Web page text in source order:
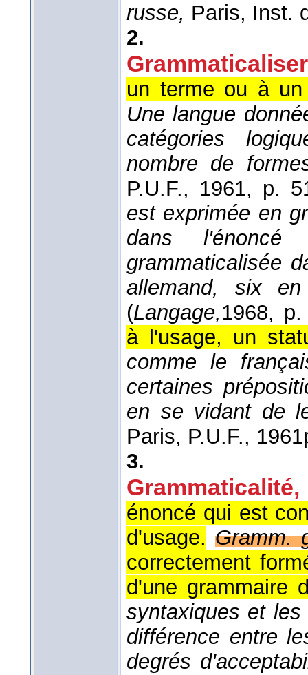
russe, Paris, Inst.
2.
un terme ou à un
Une langue
catégories
nombre de
P.U.F., 1961, p.
est exprimée en
dans
grammaticalisée
allemand, six
(Langage,1968, p.
à l'usage, un
comme le
certaines
en se vidant de
Paris, P.U.F., 1961
3.
Grammaticalité,
énoncé qui est
d'usage. Gramm.
correctement
d'une grammaire
syntaxiques et
différence entre
degrés